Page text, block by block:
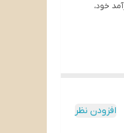
خود،
افزودن نظر